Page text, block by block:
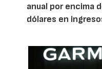
anual por encima
dólares en